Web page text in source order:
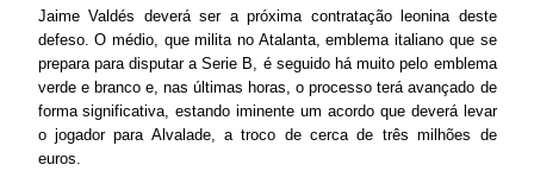
Jaime Valdés deverá ser a próxima contratação leonina deste
defeso. O médio, que milita no Atalanta, emblema italiano que se
prepara para disputar a Serie B, é seguido há muito pelo emblema
verde e branco e, nas últimas horas, o processo terá avançado de
forma significativa, estando iminente um acordo que deverá levar
o jogador para Alvalade, a troco de cerca de três milhões de
euros.